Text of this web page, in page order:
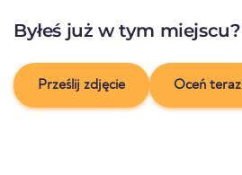
Byłeś już w tym miejscu?
Prześlij zdjęcie Oceń teraz